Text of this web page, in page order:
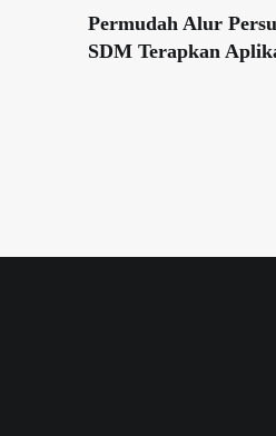
Permudah Alur
SDM Terapkan